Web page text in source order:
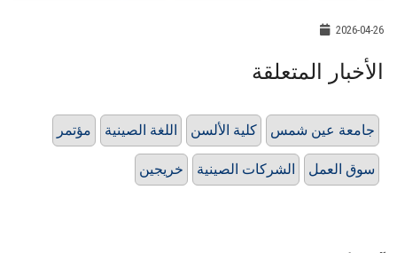
2026-04-26
الأخبار المتعلقة
مؤتمر اللغة الصينية كلية الألسن جامعة عين شمس
خريجين الشركات الصينية سوق العمل